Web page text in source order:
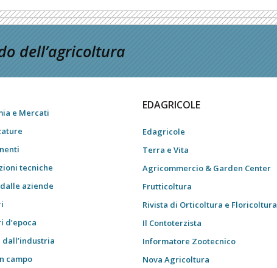
dell’agricoltura
e Mercati
tecniche
aziende
d’epoca
dall’industria
campo
EDAGRICOLE
Edagricole
Terra e Vita
Agricommercio & Garden Center
Frutticoltura
Rivista di Orticoltura e Floricoltura
Il Contoterzista
Informatore Zootecnico
Nova Agricoltura